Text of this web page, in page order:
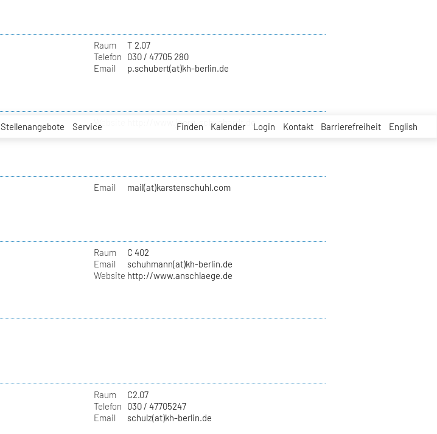
Stellenangebote Service Finden Kalender Login Kontakt Barrierefreiheit English
Raum
T 2.07
Telefon
030 / 47705 280
Email
p.schubert(at)kh-berlin.de
http://www.joerg-schuchardt.de
Email mail(at)karstenschuhl.com
Raum
C 402
Email
schuhmann(at)kh-berlin.de
Website http://www.anschlaege.de
Raum
C2.07
Telefon
030 / 47705247
Email
schulz(at)kh-berlin.de